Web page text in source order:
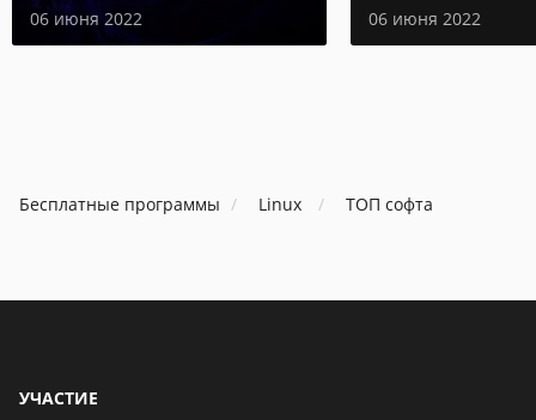
06 июня 2022 06 июня 2022
Бесплатные программы Linux ТОП софта
УЧАСТИЕ